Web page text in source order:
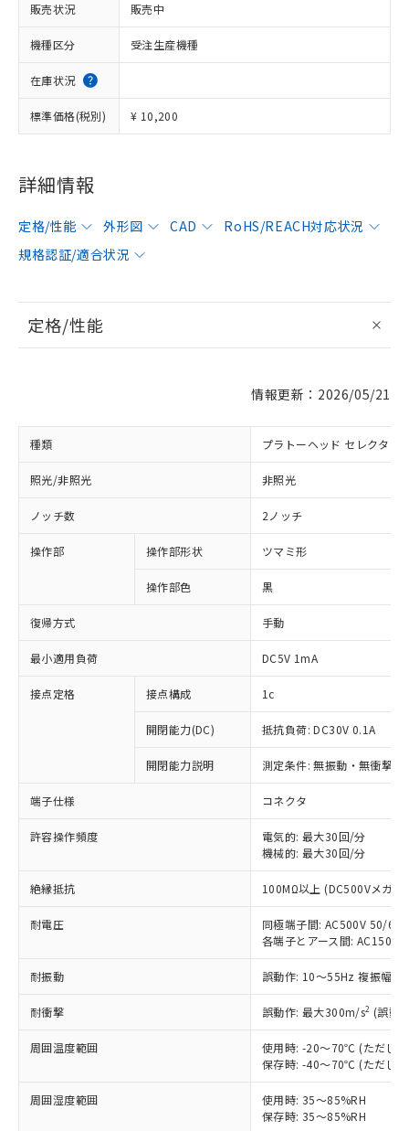
販売状況 販売中
機種区分 受注生産機種
在庫状況
標準価格(税別) ¥ 10,200
詳細情報
定格/性能 外形図 CAD
RoHS/REACH対応状況
規格認証/適合状況
定格/性能
情報更新：2026/05/21
種類 プラトーヘッド セレクタス
照光/非照光 非照光
ノッチ数 2ノッチ
操作部 操作部形状 ツマミ形
操作部色 黒
復帰方式 手動
最小適用負荷 DC5V 1mA
接点定格 接点構成 1c
開閉能力(DC) 抵抗負荷: DC30V 0.1A
開閉能力説明 測定条件: 無振動・無衝撃
端子仕様 コネクタ
許容操作頻度
電気的: 最大30回/分
機械的: 最大30回/分
絶縁抵抗 100MΩ以上 (DC500Vメガ)
耐電圧
同極端子間: AC500V 50/
各端子とアース間:
耐振動 誤動作: 10～55Hz 複振幅
耐衝撃 誤動作: 最大300m/s2 (誤動
周囲温度範囲
使用時: -20～70℃ (ただし
保存時: -40～70℃ (ただし
周囲湿度範囲
使用時: 35～85%RH
保存時: 35～85%RH
以下の条件をお読みいただき、同意のうえ
ご利用ください。
本サービスは、当社制御機器事業取扱
商品の当社在庫状況および標準価格
対応済み：EU RoHS指令（10物質）の
非含有に対応した製品が提供可能な商品で
対応予定：EU RoHS指令（10物質）の非含
有に対応した製品に切り替える予定のある
対応予定なし：EU RoHS指令（10物質）の
非含有に非対応の商品で、対応品を出す予
調査・確認中：EU RoHS指令（10物質）の
非含有の対応状況を調査中または確認中の
※1 中国RoHS○×表